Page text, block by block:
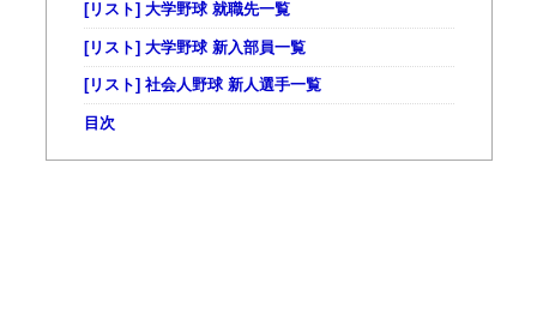
[リスト] 大学野球 就職先一覧
[リスト] 大学野球 新入部員一覧
[リスト] 社会人野球 新人選手一覧
目次